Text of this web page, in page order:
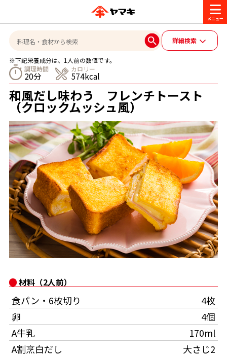
商品情報
ブランド一覧
ヤマキ『めんつゆ』 ヤマキ 割烹白だし
レシピ
おいしいレシピを探す
おいしいレシピトップ
主食レシピ
主菜レシピ
汁物レシピ
おいしいレシピを商品から探す
かつお節レシピ
かつお節・だしを楽しむ
かつお節・だしを知る
だしの取り方
かつお節の削り方
かつお節・だしをもっと知る
かつお節・だしを楽しむ
だしコミュ
CM・キャンペーン
CM
キャンペーン一覧
企業・採用情報
企業情報
- 百年対話
- ヤマキ かつお節プラス®
採用情報
- ジョブリターン制
お問い合わせ
ヤマキお客様相談室
オンラインショップ
コミュニティサイト
Global
詳細検索
※下記栄養成分は、1人前の数値です。
調理時間
20分
カロリー
574kcal
和風だし味わう フレンチトースト
（クロックムッシュ風）
材料（2人前）
食パン・6枚切り
4枚
卵
4個
A牛乳
170ml
A割烹白だし
大さじ2